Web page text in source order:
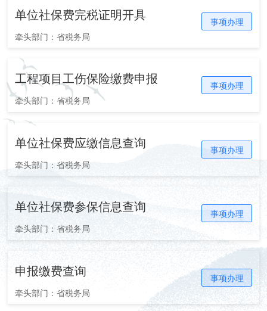
单位社保费完税证明开具
牵头部门：省税务局
事项办理
工程项目工伤保险缴费申报
牵头部门：省税务局
事项办理
单位社保费应缴信息查询
牵头部门：省税务局
事项办理
单位社保费参保信息查询
牵头部门：省税务局
事项办理
申报缴费查询
牵头部门：省税务局
事项办理